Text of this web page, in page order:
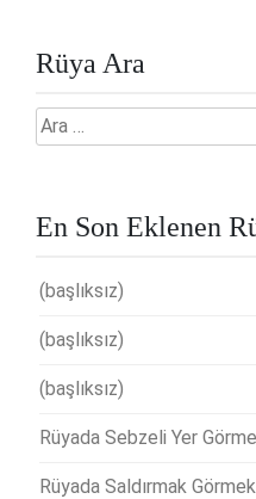
Rüya Ara
Arama:
En Son Eklenen
(başlıksız)
(başlıksız)
(başlıksız)
Rüyada Sebzeli Yer
Rüyada Saldırmak Görmek